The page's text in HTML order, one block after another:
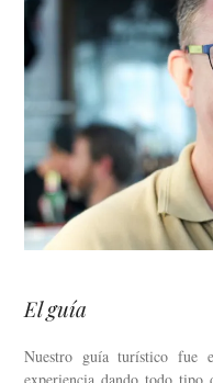
El guía
Nuestro guía turístico fue